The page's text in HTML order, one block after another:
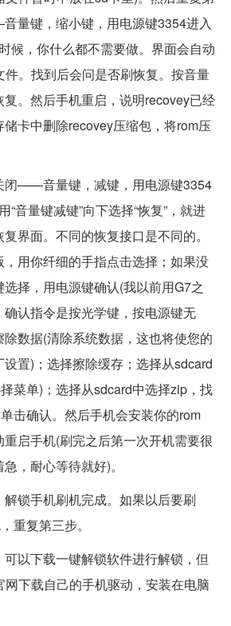
量键，缩小键，用电源键3354进入
候，你什么都不需要做。界面会自动
。找到后会问是否刷恢复。按音量
。然后手机重启，说明recovey已经
卡中删除recovey压缩包，将rom压
闭——音量键，减键，用电源键3354
“音量键减键”向下选择“恢复”，就进
界面。不同的恢复接口是不同的。
用你纤细的手指点击选择；如果没
择，用电源键确认(我以前用G7之
认指令是按光学键，按电源键无
数据(清除系统数据，这也将使您的
置)；选择擦除缓存；选择从sdcard
菜单)；选择从sdcard中选择zip，找
击确认。然后手机会安装你的rom
启手机(刷完之后第一次开机需要很
，耐心等待就好)。
锁手机刷机完成。如果以后要刷
重复第三步。
以下载一键解锁软件进行解锁，但
下载自己的手机驱动，安装在电脑